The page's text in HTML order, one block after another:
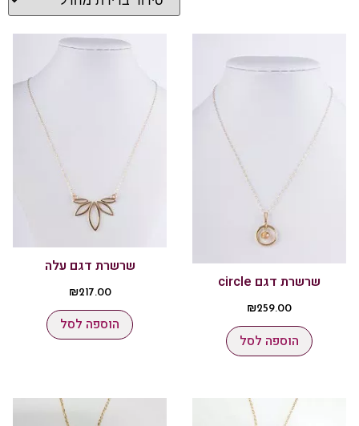
שרשרת דגם circle
₪259.00
הוספה לסל
שרשרת דגם עלה
₪217.00
הוספה לסל